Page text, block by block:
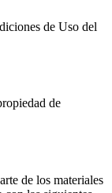
de Uso del
de
de los materiales